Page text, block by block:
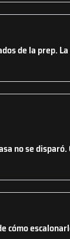
de la prep.
no se
cómo